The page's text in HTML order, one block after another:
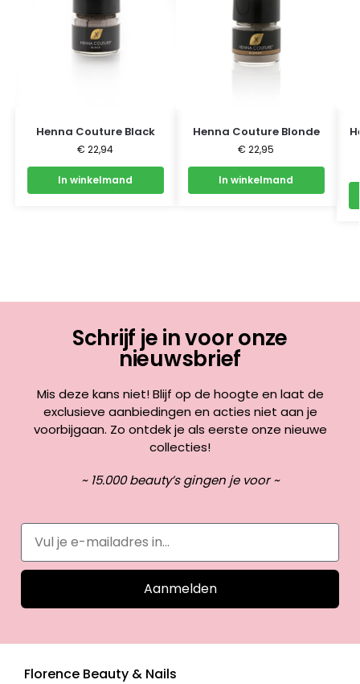
Henna Couture Black
€ 22,94
In winkelmand
Henna Couture Blonde
€ 22,95
In winkelmand
Schrijf je in voor onze
nieuwsbrief
Mis deze kans niet! Blijf op de hoogte en laat de
exclusieve aanbiedingen en acties niet aan je
voorbijgaan. Zo ontdek je als eerste onze nieuwe
collecties!
~ 15.000 beauty’s gingen je voor ~
Aanmelden
Florence Beauty & Nails